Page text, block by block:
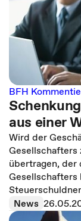
BFH
aus einer
Wird der
Gesellschafters
übertragen, der
News